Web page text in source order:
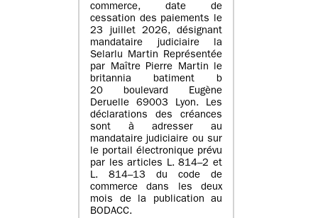
commerce, date de
cessation des paiements le
23 juillet 2026, désignant
mandataire judiciaire la
Selarlu Martin Représentée
par Maître Pierre Martin le
britannia batiment b
20 boulevard Eugène
Deruelle 69003 Lyon. Les
déclarations des créances
sont à adresser au
mandataire judiciaire ou sur
le portail électronique prévu
par les articles L. 814–2 et
L. 814–13 du code de
commerce dans les deux
mois de la publication au
BODACC.